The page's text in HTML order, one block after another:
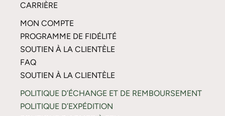
CARRIÈRE
MON COMPTE
PROGRAMME DE FIDÉLITÉ
SOUTIEN À LA CLIENTÈLE
FAQ
SOUTIEN À LA CLIENTÈLE
POLITIQUE D’ÉCHANGE ET DE REMBOURSEMENT
POLITIQUE D’EXPÉDITION